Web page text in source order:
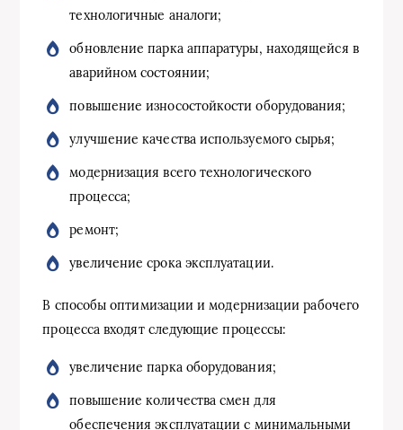
технологичные аналоги;
обновление парка аппаратуры, находящейся в
аварийном состоянии;
повышение износостойкости оборудования;
улучшение качества используемого сырья;
модернизация всего технологического
процесса;
ремонт;
увеличение срока эксплуатации.
В способы оптимизации и модернизации рабочего
процесса входят следующие процессы:
увеличение парка оборудования;
повышение количества смен для
обеспечения эксплуатации с минимальными